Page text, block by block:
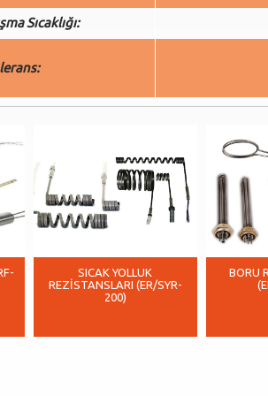
Sıcaklığı:
SICAK YOLLUK
REZİSTANSLARI (ER/SYR-
200)
BORU